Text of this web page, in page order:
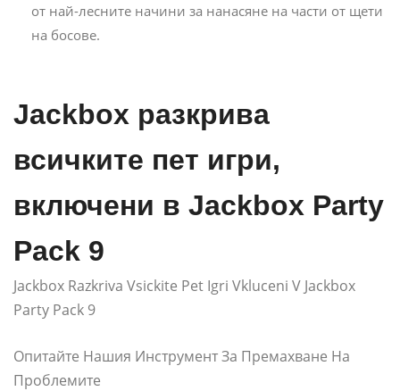
от най-лесните начини за нанасяне на части от щети
на босове.
Jackbox разкрива
всичките пет игри,
включени в Jackbox Party
Pack 9
Jackbox Razkriva Vsickite Pet Igri Vkluceni V Jackbox
Party Pack 9
Опитайте Нашия Инструмент За Премахване На
Проблемите